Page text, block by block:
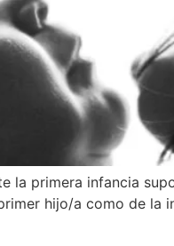
la primera infancia
hijo/a como de la